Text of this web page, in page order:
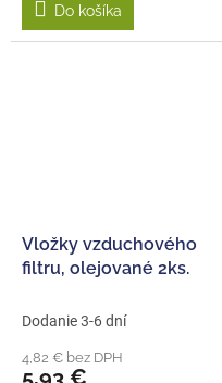
Do košíka
Vložky vzduchového
filtru, olejované 2ks.
Dodanie 3-6 dní
4,82 € bez DPH
5,93 €